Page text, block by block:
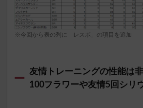
※今回から表の列に「レスボ」の項目を追加
友情トレーニングの性能は
100フラワーや友情5回シリ